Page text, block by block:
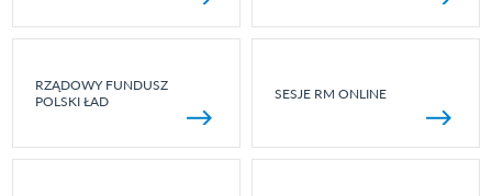
RZĄDOWY FUNDUSZ
POLSKI ŁAD
SESJE RM ONLINE